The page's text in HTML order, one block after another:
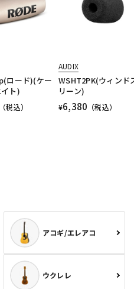
ロード)(ケー
ト)
（税込）
AUDIX
WSHT2PK(ウィンド
リーン)
¥6,380 （税込）
アコギ/エレアコ
ウクレレ